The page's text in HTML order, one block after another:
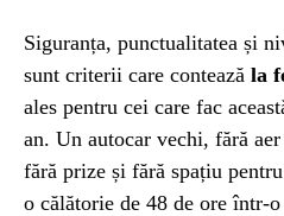
Siguranța, punctualitatea și
sunt criterii care contează la
ales pentru cei care fac
an. Un autocar vechi, fără
fără prize și fără spațiu
o călătorie de 48 de ore într-